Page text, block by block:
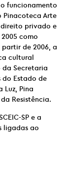
funcionamento
Pinacoteca Arte
direito privado e
como
de 2006, a
cultural
da Secretaria
Estado de
Luz, Pina
Resistência.
SP e a
ligadas ao